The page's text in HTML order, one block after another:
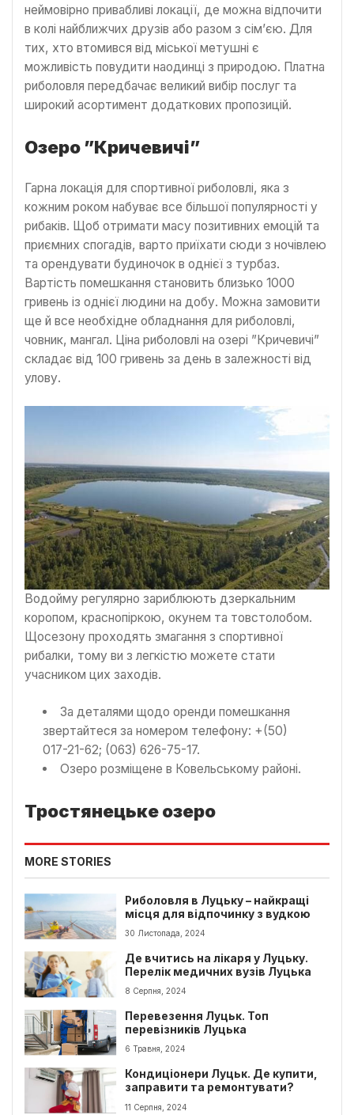
неймовірно привабливі локації, де можна відпочити
в колі найближчих друзів або разом з сім’єю. Для
тих, хто втомився від міської метушні є
можливість повудити наодинці з природою. Платна
риболовля передбачає великий вибір послуг та
широкий асортимент додаткових пропозицій.
Озеро ”Кричевичі”
Гарна локація для спортивної риболовлі, яка з
кожним роком набуває все більшої популярності у
рибаків. Щоб отримати масу позитивних емоцій та
приємних спогадів, варто приїхати сюди з ночівлею
та орендувати будиночок в однієї з турбаз.
Вартість помешкання становить близько 1000
гривень із однієї людини на добу. Можна замовити
ще й все необхідне обладнання для риболовлі,
човник, мангал. Ціна риболовлі на озері ”Кричевичі”
складає від 100 гривень за день в залежності від
улову.
Водойму регулярно зариблюють дзеркальним
коропом, краснопіркою, окунем та товстолобом.
Щосезону проходять змагання з спортивної
рибалки, тому ви з легкістю можете стати
учасником цих заходів.
За деталями щодо оренди помешкання
звертайтеся за номером телефону: +(50)
017-21-62; (063) 626-75-17.
Озеро розміщене в Ковельському районі.
Тростянецьке озеро
MORE STORIES
Риболовля в Луцьку – найкращі
місця для відпочинку з вудкою
30 Листопада, 2024
Де вчитись на лікаря у Луцьку.
Перелік медичних вузів Луцька
8 Серпня, 2024
Перевезення Луцьк. Топ
перевізників Луцька
6 Травня, 2024
Кондиціонери Луцьк. Де купити,
заправити та ремонтувати?
11 Серпня, 2024